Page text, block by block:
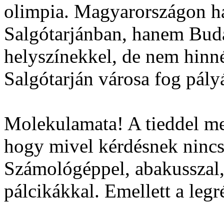
olimpia. Magyarországon
Salgótarjánban, hanem
helyszínekkel, de nem
Salgótarján városa fog
Molekulamata! A tieddel
hogy mivel kérdésnek
Számológéppel,
pálcikákkal. Emellett a